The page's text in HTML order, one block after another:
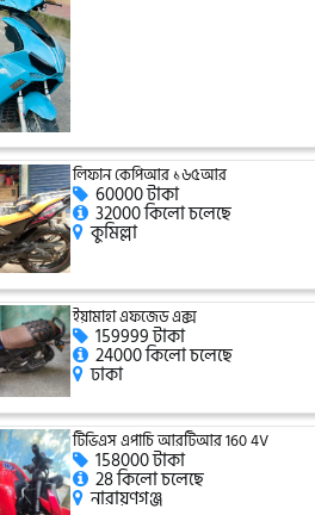
লিফান কেপিআর ১৬৫আর
60000 টাকা
32000 কিলো চলেছে
কুমিল্লা
ইয়ামাহা এফজেড এক্স
159999 টাকা
24000 কিলো চলেছে
ঢাকা
টিভিএস এপাচি আরটিআর 160 4V
158000 টাকা
28 কিলো চলেছে
নারায়ণগঞ্জ